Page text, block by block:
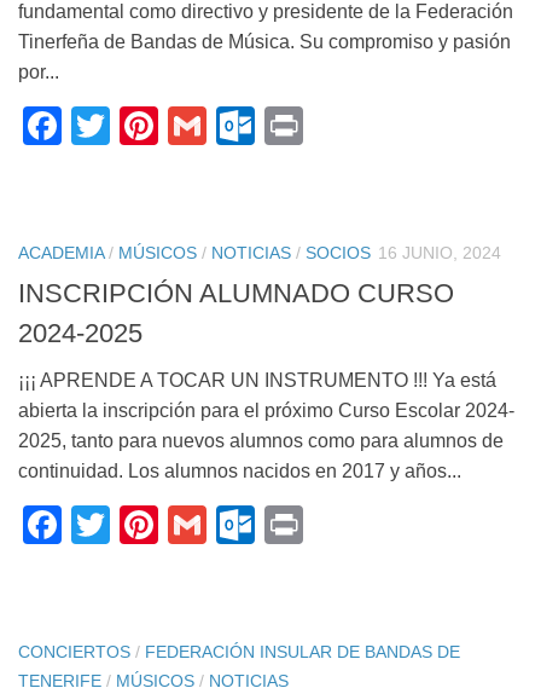
fundamental como directivo y presidente de la Federación
Tinerfeña de Bandas de Música. Su compromiso y pasión
por...
Facebook
TwitterPinterest
GmailOutlook.com
ACADEMIA/ MÚSICOS / NOTICIAS / SOCIOS 16 JUNIO, 2024
INSCRIPCIÓN ALUMNADO CURSO
2024-2025
¡¡¡ APRENDE A TOCAR UN INSTRUMENTO !!! Ya está
abierta la inscripción para el próximo Curso Escolar 2024-
2025, tanto para nuevos alumnos como para alumnos de
continuidad. Los alumnos nacidos en 2017 y años...
Facebook
TwitterPinterest
GmailOutlook.com
CONCIERTOS / FEDERACIÓN INSULAR DE BANDAS DE
TENERIFE / MÚSICOS / NOTICIAS